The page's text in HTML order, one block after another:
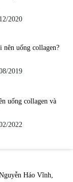
2020
nên uống collagen?
2019
uống collagen và
2022
Háo Vĩnh,